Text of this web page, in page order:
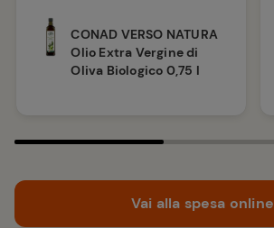
CONAD VERSO NATURA
Olio Extra Vergine di
Oliva Biologico 0,75 l
Vai alla spesa online